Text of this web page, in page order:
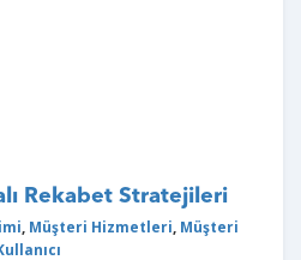
Rekabet Stratejileri
Müşteri Hizmetleri Müşteri